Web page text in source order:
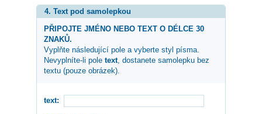
4. Text pod samolepkou
PŘIPOJTE JMÉNO NEBO TEXT O DÉLCE 30
ZNAKŮ.
Vyplňte následující pole a vyberte styl písma.
Nevyplníte-li pole text, dostanete samolepku bez
textu (pouze obrázek).
text: